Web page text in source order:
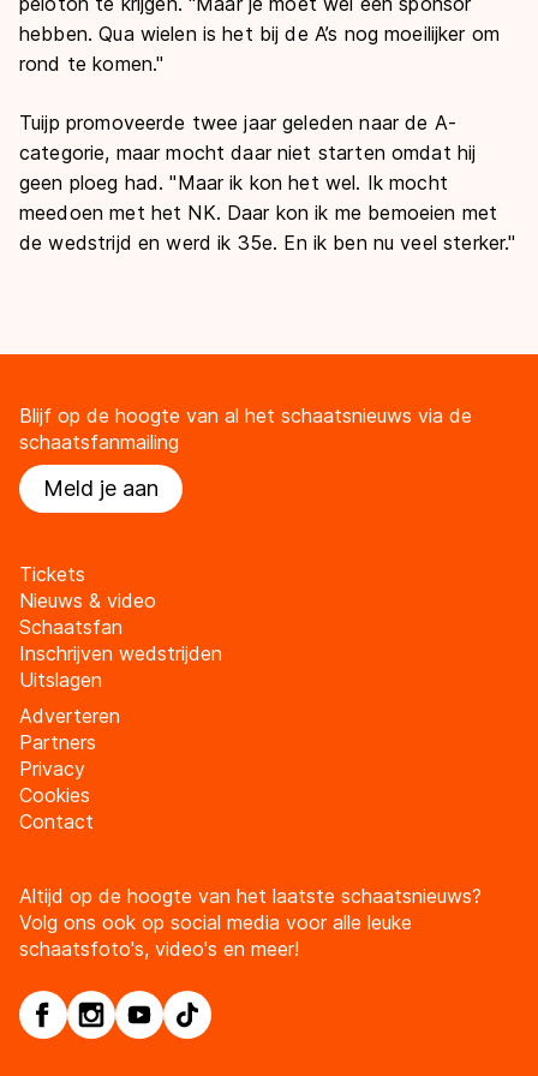
hebben. Qua wielen is het bij de A’s nog moeilijker om
rond te komen."
Tuijp promoveerde twee jaar geleden naar de A-
categorie, maar mocht daar niet starten omdat hij
geen ploeg had. "Maar ik kon het wel. Ik mocht
meedoen met het NK. Daar kon ik me bemoeien met
de wedstrijd en werd ik 35e. En ik ben nu veel sterker."
Blijf op de hoogte van al het schaatsnieuws via de
schaatsfanmailing
Meld je aan
Tickets
Nieuws & video
Schaatsfan
Inschrijven wedstrijden
Uitslagen
Adverteren
Partners
Privacy
Cookies
Contact
Altijd op de hoogte van het laatste schaatsnieuws?
Volg ons ook op social media voor alle leuke
schaatsfoto's, video's en meer!